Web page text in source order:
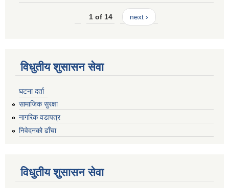
1 of 14 next ›
विधुतीय शुसासन सेवा
घटना दर्ता
सामाजिक सुरक्षा
नागरिक वडापत्र
निवेदनको ढाँचा
विधुतीय शुसासन सेवा